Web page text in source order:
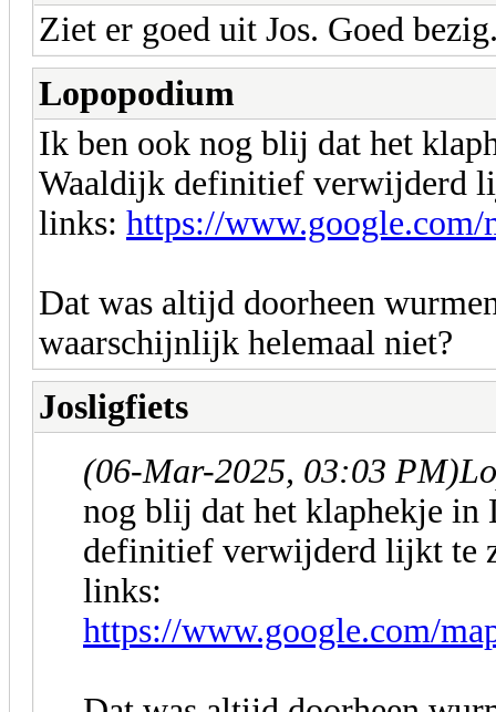
Ziet er goed uit Jos. Goed
Lopopodium
Ik ben ook nog blij dat het
Waaldijk definitief verwijderd
links: https://
Dat was altijd doorheen
waarschijnlijk helemaal niet?
Josligfiets
(06-Mar-2025, 03:03 PM)
nog blij dat het klaphekje in
definitief verwijderd lijkt te
links:
https://www.google.com/